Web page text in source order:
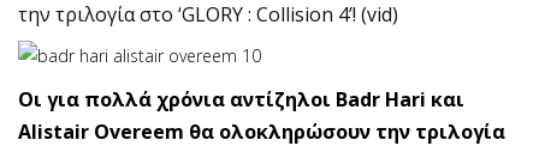
την τριλογία στο ‘GLORY : Collision 4’! (vid)
Οι για πολλά χρόνια αντίζηλοι Badr Hari και
Alistair Overeem θα ολοκληρώσουν την τριλογία